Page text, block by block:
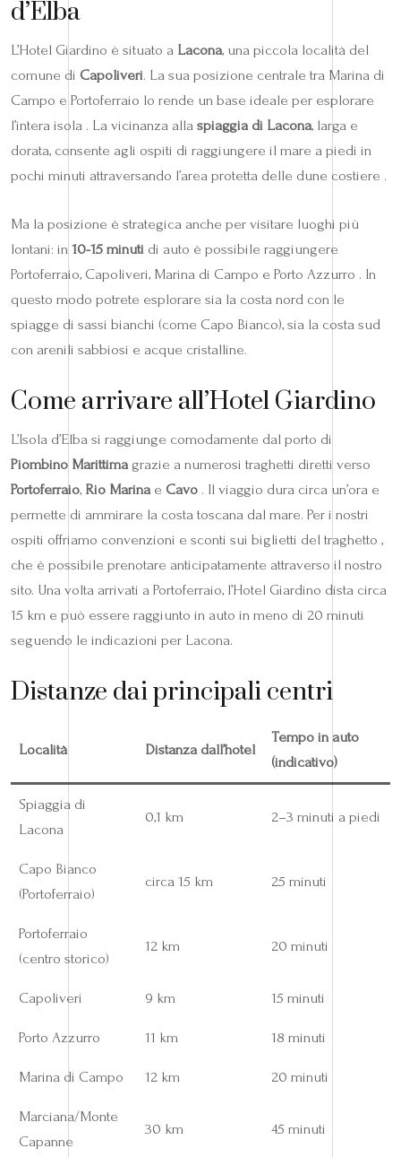
d’Elba
L’Hotel Giardino è situato a Lacona, una piccola località del
comune di Capoliveri. La sua posizione centrale tra Marina di
Campo e Portoferraio lo rende un base ideale per esplorare
l’intera isola . La vicinanza alla spiaggia di Lacona, larga e
dorata, consente agli ospiti di raggiungere il mare a piedi in
pochi minuti attraversando l’area protetta delle dune costiere .
Ma la posizione è strategica anche per visitare luoghi più
lontani: in 10-15 minuti di auto è possibile raggiungere
Portoferraio, Capoliveri, Marina di Campo e Porto Azzurro . In
questo modo potrete esplorare sia la costa nord con le
spiagge di sassi bianchi (come Capo Bianco), sia la costa sud
con arenili sabbiosi e acque cristalline.
Come arrivare all’Hotel Giardino
L’Isola d’Elba si raggiunge comodamente dal porto di
Piombino Marittimagrazie a numerosi traghetti diretti verso
Portoferraio, Rio Marinae Cavo . Il viaggio dura circa un’ora e
permette di ammirare la costa toscana dal mare. Per i nostri
ospiti offriamo convenzioni e sconti sui biglietti del traghetto ,
che è possibile prenotare anticipatamente attraverso il nostro
sito. Una volta arrivati a Portoferraio, l’Hotel Giardino dista circa
15 km e può essere raggiunto in auto in meno di 20 minuti
seguendo le indicazioni per Lacona.
Distanze dai principali centri
Località Distanza dall’hotel
Tempo in auto
(indicativo)
Spiaggia di
Lacona
0,1 km 2–3 minuti a piedi
Capo Bianco
(Portoferraio)
circa 15 km 25 minuti
Portoferraio
(centro storico)
12 km 20 minuti
Capoliveri 9 km 15 minuti
Porto Azzurro 11 km 18 minuti
Marina di Campo 12 km 20 minuti
Marciana/Monte
Capanne
30 km 45 minuti